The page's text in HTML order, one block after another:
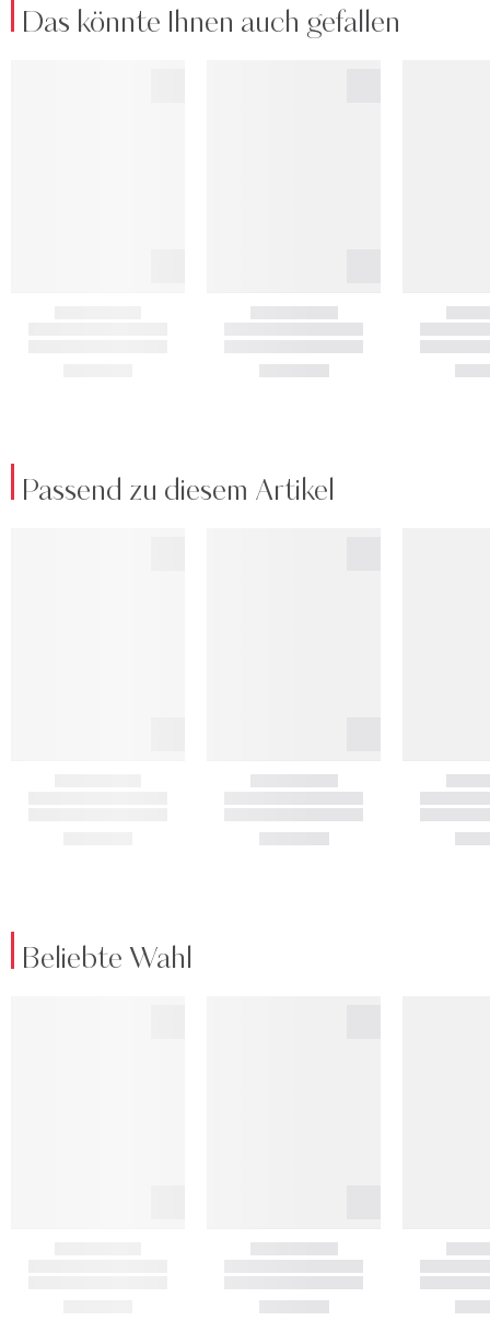
Das könnte Ihnen auch gefallen
Passend zu diesem Artikel
Beliebte Wahl